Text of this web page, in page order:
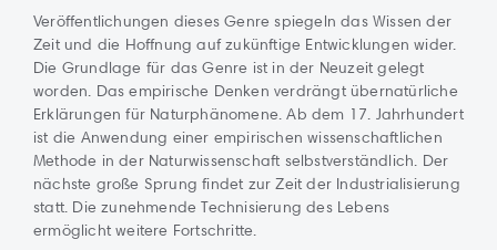
Veröffentlichungen dieses Genre spiegeln das Wissen der
Zeit und die Hoffnung auf zukünftige Entwicklungen wider.
Die Grundlage für das Genre ist in der Neuzeit gelegt
worden. Das empirische Denken verdrängt übernatürliche
Erklärungen für Naturphänomene. Ab dem 17. Jahrhundert
ist die Anwendung einer empirischen wissenschaftlichen
Methode in der Naturwissenschaft selbstverständlich. Der
nächste große Sprung findet zur Zeit der Industrialisierung
statt. Die zunehmende Technisierung des Lebens
ermöglicht weitere Fortschritte.